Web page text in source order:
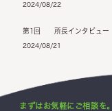
2024/08/22
第1回 所長インタビュー
2024/08/21
まずはお気軽にご相談を。